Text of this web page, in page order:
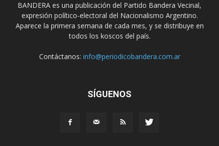
BANDERA es una publicación del Partido Bandera Vecinal,
expresión político-electoral del Nacionalismo Argentino.
Aparece la primera semana de cada mes, y se distribuye en
todos los koscos del país.
Contáctanos: info@periodicobandera.com.ar
SÍGUENOS